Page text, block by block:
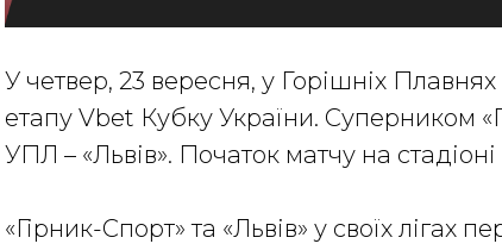
У четвер, 23 вересня, у Горішніх
етапу Vbet Кубку України. Суперником
УПЛ – «Львів». Початок матчу на
«Гірник-Спорт» та «Львів» у своїх лігах